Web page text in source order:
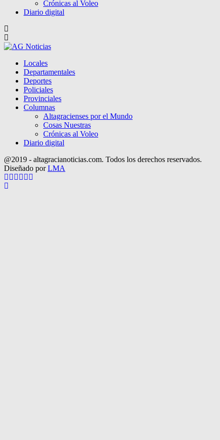
Crónicas al Voleo
Diario digital
Locales
Departamentales
Deportes
Policiales
Provinciales
Columnas
Altagracienses por el Mundo
Cosas Nuestras
Crónicas al Voleo
Diario digital
@2019 - altagracianoticias.com. Todos los derechos reservados.
Diseñado porLMA
Facebook
Twitter
Instagram
Pinterest
Google